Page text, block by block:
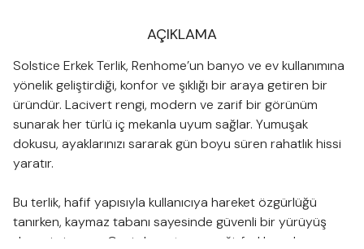
AÇIKLAMA
Solstice Erkek Terlik, Renhome’un banyo ve ev kullanımına
yönelik geliştirdiği, konfor ve şıklığı bir araya getiren bir
üründür. Lacivert rengi, modern ve zarif bir görünüm
sunarak her türlü iç mekanla uyum sağlar. Yumuşak
dokusu, ayaklarınızı sararak gün boyu süren rahatlık hissi
yaratır.
Bu terlik, hafif yapısıyla kullanıcıya hareket özgürlüğü
tanırken, kaymaz tabanı sayesinde güvenli bir yürüyüş
deneyimi sunar. Geniş boyut seçeneği, farklı ayak yapısına